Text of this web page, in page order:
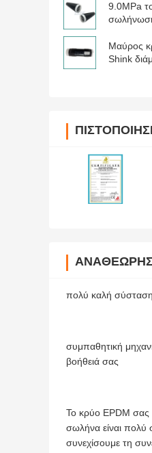
9.0MPa
Μαύρος
Shink
πολύ καλή
συμπαθητική
βοήθειά σας
Το κρύο EPDM σας
σωλήνα είναι πολύ
συνεχίσουμε τη